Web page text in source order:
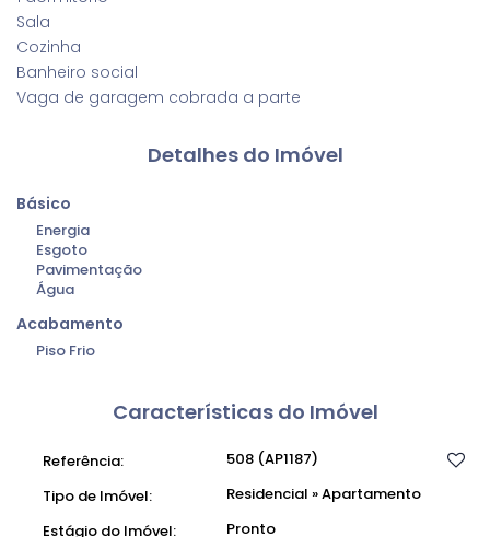
Sala
Cozinha
Banheiro social
Vaga de garagem cobrada a parte
Detalhes do Imóvel
Básico
Energia
Esgoto
Pavimentação
Água
Acabamento
Piso Frio
Características do Imóvel
Referência: 508 (AP1187)
Tipo de Imóvel:
Residencial »Apartamento
Estágio do Imóvel:
Pronto